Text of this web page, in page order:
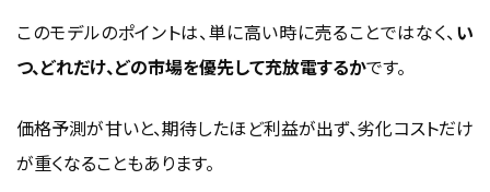
このモデルのポイントは、単に高い時に売ることではなく、い
つ、どれだけ、どの市場を優先して充放電するかです。
価格予測が甘いと、期待したほど利益が出ず、劣化コストだけ
が重くなることもあります。